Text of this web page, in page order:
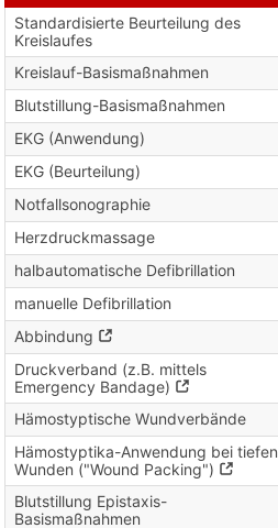
Standardisierte Beurteilung des
Kreislaufes
Kreislauf-Basismaßnahmen
Blutstillung-Basismaßnahmen
EKG (Anwendung)
EKG (Beurteilung)
Notfallsonographie
Herzdruckmassage
halbautomatische Defibrillation
manuelle Defibrillation
Abbindung
Druckverband (z.B. mittels
Emergency Bandage)
Hämostyptische Wundverbände
Hämostyptika-Anwendung bei tiefen
Wunden ("Wound Packing")
Blutstillung Epistaxis-
Basismaßnahmen